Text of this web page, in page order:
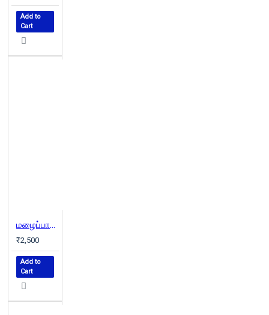
Add to
Cart
மழைப்பாடல் (வெண்முரசு நாவல்-02)
₹2,500
Add to
Cart